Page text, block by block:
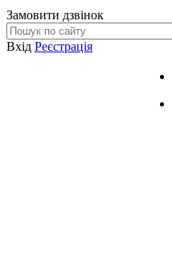
Замовити дзвінок
Вхід Реєстрація